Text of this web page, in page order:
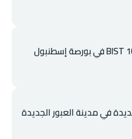
في مدينة العبور الجديدة